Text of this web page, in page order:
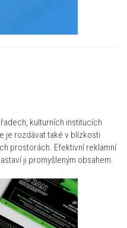
kulturních institucích
je rozdávat také v blízkosti
prostorách. Efektivní reklamní
ji promyšleným obsahem.